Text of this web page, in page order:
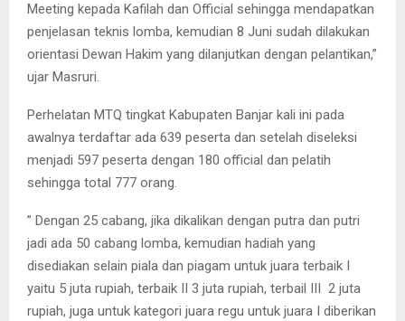
Meeting kepada Kafilah dan Official sehingga mendapatkan
penjelasan teknis lomba, kemudian 8 Juni sudah dilakukan
orientasi Dewan Hakim yang dilanjutkan dengan pelantikan,”
ujar Masruri.
Perhelatan MTQ tingkat Kabupaten Banjar kali ini pada
awalnya terdaftar ada 639 peserta dan setelah diseleksi
menjadi 597 peserta dengan 180 official dan pelatih
sehingga total 777 orang.
” Dengan 25 cabang, jika dikalikan dengan putra dan putri
jadi ada 50 cabang lomba, kemudian hadiah yang
disediakan selain piala dan piagam untuk juara terbaik I
yaitu 5 juta rupiah, terbaik II 3 juta rupiah, terbail III 2 juta
rupiah, juga untuk kategori juara regu untuk juara I diberikan